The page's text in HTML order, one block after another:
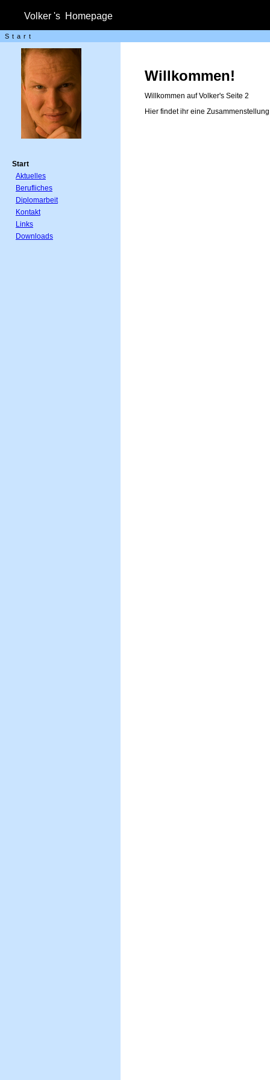
Volker 's Homepage
Start
Willkommen!
Willkommen auf Volker's Seite 2
Hier findet ihr eine
Start
Aktuelles
Berufliches
Diplomarbeit
Kontakt
Links
Downloads